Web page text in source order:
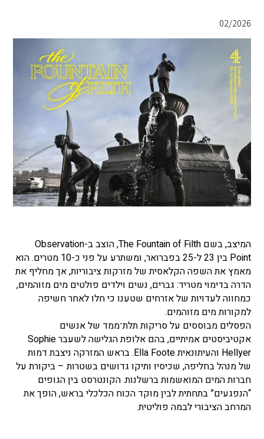
02/2026
המיצב, בשם The Fountain of Filth, הוצב ב-Observation
Point בין 23 ל-25 בפברואר, ומשתרע על פני כ-10 מטרים. הוא
מאמץ את השפה הקלאסית של מזרקות ציבוריות, אך מחליף את
הדרה בדימוי מטריד: גברים, נשים וילדים פולטים מים מזוהמים,
כמחווה לעדויות של אזרחים שטענו כי חלו לאחר חשיפה
למקורות מים מזוהמים.
הפסלים מבוססים על סריקות תלת־ממד של אנשים
אקטיביסטים אמיתיים, בהם אלופת הגלישה לשעבר Sophie
Hellyer והעיתונאית Ella Foote. בראש המזרקה ניצבת דמות
של מנהל בחליפה, שכיסיו ותיקו גדושים בשטרות – ביקורת על
חברות המים המואשמות ברשלנות. הקונטרסט בין הגופים
“הנפגעים” בתחתית לבין מוקד הכוח הכלכלי בראש, הופך את
המרחב הציבורי לבמה פוליטית.